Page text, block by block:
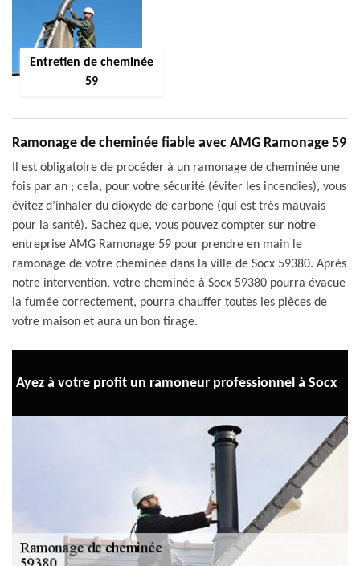
Entretien de cheminée
59
Ramonage de cheminée fiable avec AMG Ramonage 59
Il est obligatoire de procéder à un ramonage de cheminée une
fois par an ; cela, pour votre sécurité (éviter les incendies), vous
évitez d’inhaler du dioxyde de carbone (qui est très mauvais
pour la santé). Sachez que, vous pouvez compter sur notre
entreprise AMG Ramonage 59 pour prendre en main le
ramonage de votre cheminée dans la ville de Socx 59380. Après
notre intervention, votre cheminée à Socx 59380 pourra évacue
la fumée correctement, pourra chauffer toutes les pièces de
votre maison et aura un bon tirage.
Ayez à votre profit un ramoneur professionnel à Socx